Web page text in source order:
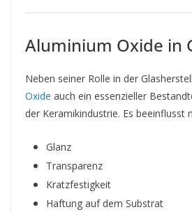
Aluminium Oxide in
Neben seiner Rolle in der
Oxide auch ein essenzieller
der Keramikindustrie. Es beeinflusst
Glanz
Transparenz
Kratzfestigkeit
Haftung auf dem Substrat